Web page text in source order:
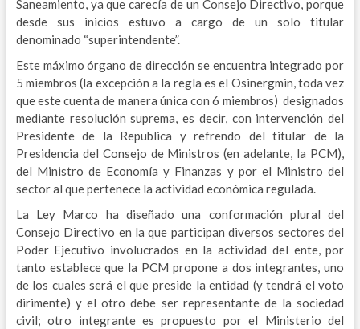
Saneamiento, ya que carecía de un Consejo Directivo, porque
desde sus inicios estuvo a cargo de un solo titular
denominado “superintendente”.
Este máximo órgano de dirección se encuentra integrado por
5 miembros (la excepción a la regla es el Osinergmin, toda vez
que este cuenta de manera única con 6 miembros) designados
mediante resolución suprema, es decir, con intervención del
Presidente de la Republica y refrendo del titular de la
Presidencia del Consejo de Ministros (en adelante, la PCM),
del Ministro de Economía y Finanzas y por el Ministro del
sector al que pertenece la actividad económica regulada.
La Ley Marco ha diseñado una conformación plural del
Consejo Directivo en la que participan diversos sectores del
Poder Ejecutivo involucrados en la actividad del ente, por
tanto establece que la PCM propone a dos integrantes, uno
de los cuales será el que preside la entidad (y tendrá el voto
dirimente) y el otro debe ser representante de la sociedad
civil; otro integrante es propuesto por el Ministerio del